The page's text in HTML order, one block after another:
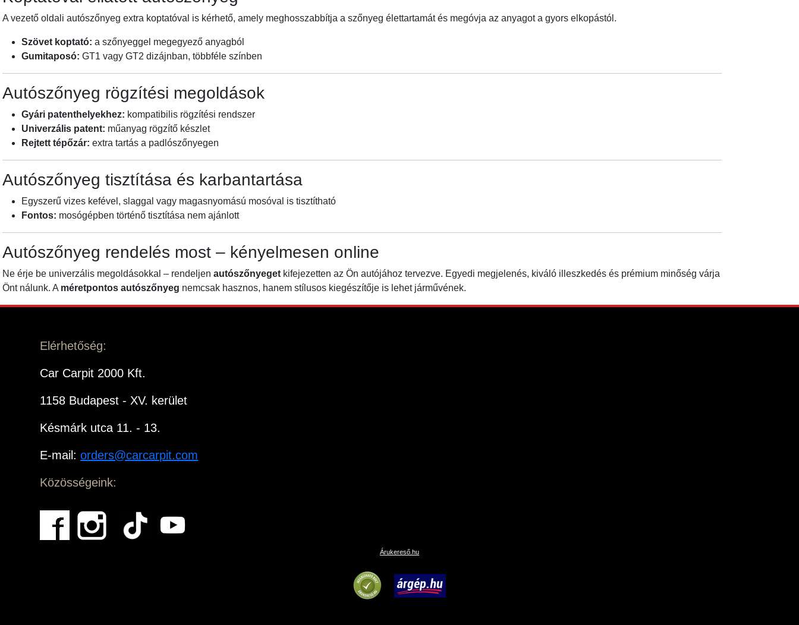
A vezető oldali autószőnyeg extra koptatóval is kérhető, amely meghosszabbítja a szőnyeg élettartamát és megóvja az anyagot a gyors elkopástól.
Szövet koptató: a szőnyeggel megegyező anyagból
Gumitaposó: GT1 vagy GT2 dizájnban, többféle színben
Autószőnyeg rögzítési megoldások
Gyári patenthelyekhez: kompatibilis rögzítési rendszer
Univerzális patent: műanyag rögzítő készlet
Rejtett tépőzár: extra tartás a padlószőnyegen
Autószőnyeg tisztítása és karbantartása
Egyszerű vizes kefével, slaggal vagy magasnyomású mosóval is tisztítható
Fontos: mosógépben történő tisztítása nem ajánlott
Autószőnyeg rendelés most – kényelmesen online
Ne érje be univerzális megoldásokkal – rendeljen autószőnyegetkifejezetten az Ön autójához tervezve. Egyedi megjelenés, kiváló illeszkedés és prémium minőség várja
Önt nálunk. A méretpontos autószőnyeg nemcsak hasznos, hanem stílusos kiegészítője is lehet járművének.
Elérhetőség:
Car Carpit 2000 Kft.
1158 Budapest - XV. kerület
Késmárk utca 11. - 13.
E-mail:orders@carcarpit.com
Közösségeink:
Árukereső.hu